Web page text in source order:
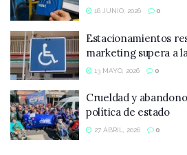
16 JUNIO, 2026 0
Estacionamientos
marketing supera a
13 MAYO, 2026 0
Crueldad y
política de estado
27 ABRIL, 2026 0